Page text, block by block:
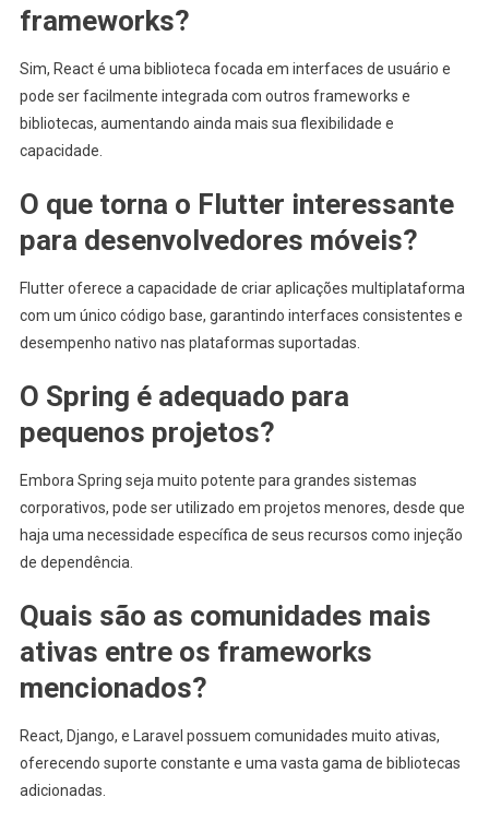
frameworks?
Sim, React é uma biblioteca focada em interfaces de usuário e
pode ser facilmente integrada com outros frameworks e
bibliotecas, aumentando ainda mais sua flexibilidade e
capacidade.
O que torna o Flutter interessante
para desenvolvedores móveis?
Flutter oferece a capacidade de criar aplicações multiplataforma
com um único código base, garantindo interfaces consistentes e
desempenho nativo nas plataformas suportadas.
O Spring é adequado para
pequenos projetos?
Embora Spring seja muito potente para grandes sistemas
corporativos, pode ser utilizado em projetos menores, desde que
haja uma necessidade específica de seus recursos como injeção
de dependência.
Quais são as comunidades mais
ativas entre os frameworks
mencionados?
React, Django, e Laravel possuem comunidades muito ativas,
oferecendo suporte constante e uma vasta gama de bibliotecas
adicionadas.